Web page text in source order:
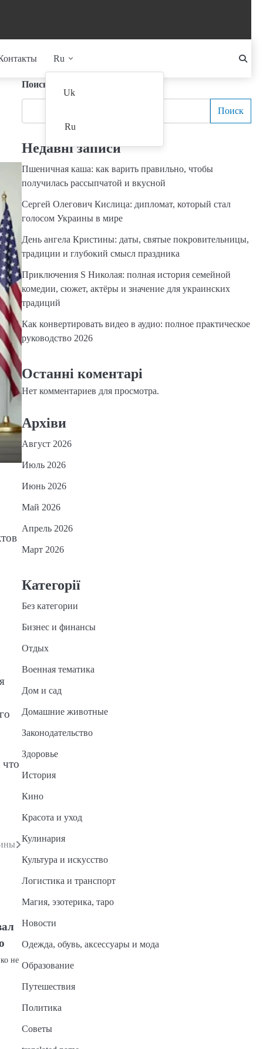
Ru
Uk
Ru
не
Поиск
Поиск
Недавні записи
Пшеничная каша: как варить правильно, чтобы
получилась рассыпчатой и вкусной
Сергей Олегович Кислица: дипломат, который стал
голосом Украины в мире
День ангела Кристины: даты, святые покровительницы,
традиции и глубокий смысл праздника
Приключения S Николая: полная история семейной
комедии, сюжет, актёры и значение для украинских
традиций
Как конвертировать видео в аудио: полное практическое
руководство 2026
Останні коментарі
Нет комментариев для просмотра.
Архіви
Август 2026
Июль 2026
Июнь 2026
Май 2026
Апрель 2026
Март 2026
Категорії
Без категории
Бизнес и финансы
Отдых
Военная тематика
Дом и сад
Домашние животные
Законодательство
Здоровье
История
Кино
Красота и уход
Кулинария
Культура и искусство
Логистика и транспорт
Магия, эзотерика, таро
Новости
Одежда, обувь, аксессуары и мода
Образование
Путешествия
Политика
Советы